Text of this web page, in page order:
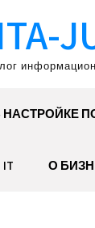
О